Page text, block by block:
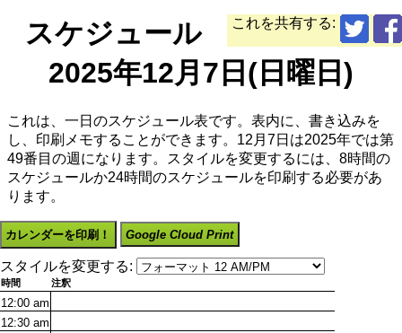
これを共有する:
スケジュール
2025年12月7日(日曜日)
これは、一日のスケジュール表です。表内に、書き込みを
し、印刷メモすることができます。12月7日は2025年では第
49番目の週になります。スタイルを変更するには、8時間の
スケジュールか24時間のスケジュールを印刷する必要があ
ります。
カレンダーを印刷！ Google Cloud Print
スタイルを変更する:
時間 注釈
12:00 am
12:30 am